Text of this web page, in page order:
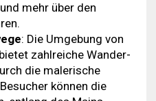
mehr über den
: Die Umgebung von
zahlreiche Wander-
die malerische
können die